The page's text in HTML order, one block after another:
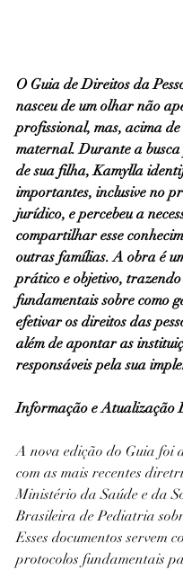
O Guia de Direitos da
nasceu de um olhar não
profissional, mas, acima
maternal. Durante a busca
de sua filha, Kamylla
importantes, inclusive no
jurídico, e percebeu a
compartilhar esse
outras famílias. A obra é
prático e objetivo,
fundamentais sobre como
efetivar os direitos das
além de apontar as
responsáveis pela sua
Informação e Atualização
A nova edição do Guia foi
com as mais recentes
Ministério da Saúde e da
Brasileira de Pediatria
Esses documentos servem
protocolos fundamentais